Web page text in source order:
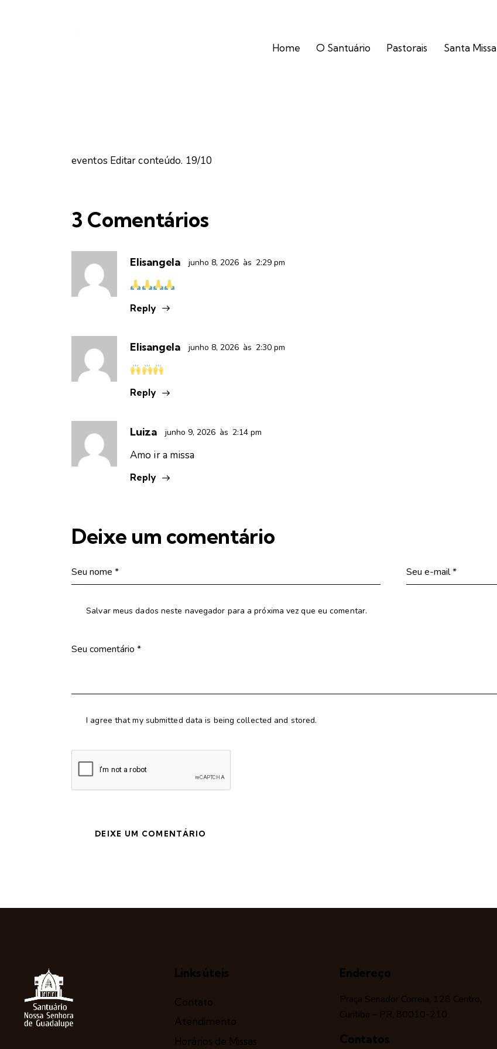
Home O Santuário Pastorais Santa Missa
eventos Editar conteúdo. 19/10
3 Comentários
Elisangela junho 8, 2026 às 2:29 pm
Reply
Elisangela junho 8, 2026 às 2:30 pm
Reply
Luiza junho 9, 2026 às 2:14 pm
Amo ir a missa
Reply
Deixe um comentário
Salvar meus dados neste navegador para a próxima vez que eu comentar.
I agree that my submitted data is being collected and stored.
Links úteis
Contato
Atendimento
Horários de Missas
Endereço
Praça Senador Correia, 128 Centro,
Curitiba – PR, 80010-210
Contatos